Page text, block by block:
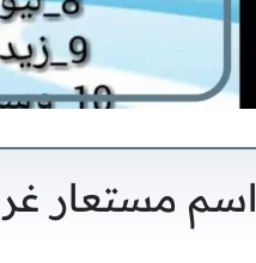
اسم مستعار